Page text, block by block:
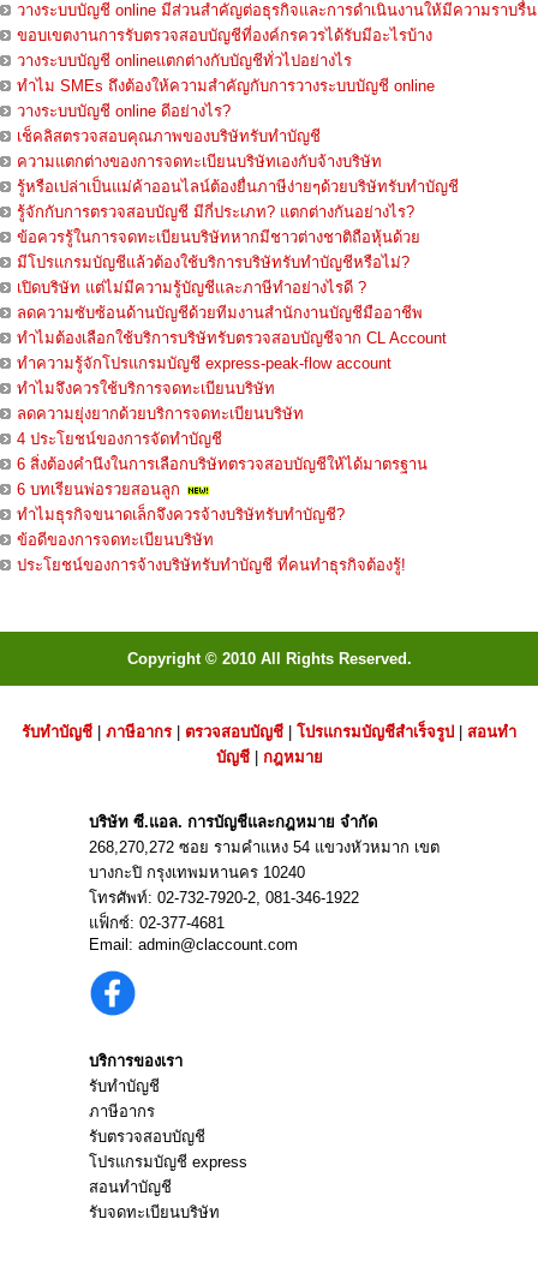
วางระบบบัญชี online มีส่วนสำคัญต่อธุรกิจและการดำเนินงานให้มีความราบรื่น
ขอบเขตงานการรับตรวจสอบบัญชีที่องค์กรควรได้รับมีอะไรบ้าง
วางระบบบัญชี onlineแตกต่างกับบัญชีทั่วไปอย่างไร
ทำไม SMEs ถึงต้องให้ความสำคัญกับการวางระบบบัญชี online
วางระบบบัญชี online ดีอย่างไร?
เช็คลิสตรวจสอบคุณภาพของบริษัทรับทำบัญชี
ความแตกต่างของการจดทะเบียนบริษัทเองกับจ้างบริษัท
รู้หรือเปล่าเป็นแม่ค้าออนไลน์ต้องยื่นภาษีง่ายๆด้วยบริษัทรับทำบัญชี
รู้จักกับการตรวจสอบบัญชี มีกี่ประเภท? แตกต่างกันอย่างไร?
ข้อควรรู้ในการจดทะเบียนบริษัทหากมีชาวต่างชาติถือหุ้นด้วย
มีโปรแกรมบัญชีแล้วต้องใช้บริการบริษัทรับทำบัญชีหรือไม่?
เปิดบริษัท แต่ไม่มีความรู้บัญชีและภาษีทำอย่างไรดี ?
ลดความซับซ้อนด้านบัญชีด้วยทีมงานสำนักงานบัญชีมืออาชีพ
ทำไมต้องเลือกใช้บริการบริษัทรับตรวจสอบบัญชีจาก CL Account
ทำความรู้จักโปรแกรมบัญชี express-peak-flow account
ทำไมจึงควรใช้บริการจดทะเบียนบริษัท
ลดความยุ่งยากด้วยบริการจดทะเบียนบริษัท
4 ประโยชน์ของการจัดทำบัญชี
6 สิ่งต้องคำนึงในการเลือกบริษัทตรวจสอบบัญชีให้ได้มาตรฐาน
6 บทเรียนพ่อรวยสอนลูก
ทำไมธุรกิจขนาดเล็กจึงควรจ้างบริษัทรับทำบัญชี?
ข้อดีของการจดทะเบียนบริษัท
ประโยชน์ของการจ้างบริษัทรับทำบัญชี ที่คนทำธุรกิจต้องรู้!
Copyright © 2010 All Rights Reserved.
รับทำบัญชี ภาษีอากร ตรวจสอบบัญชี โปรแกรมบัญชีสำเร็จรูป
สอนทำ
บัญชี| กฎหมาย
บริษัท ซี.แอล. การบัญชีและกฎหมาย จำกัด
268,270,272 ซอย รามคำแหง 54 แขวงหัวหมาก เขต
บางกะปิ กรุงเทพมหานคร 10240
โทรศัพท์: 02-732-7920-2, 081-346-1922
แฟ็กซ์: 02-377-4681
Email: admin@claccount.com
บริการของเรา
รับทำบัญชี
ภาษีอากร
รับตรวจสอบบัญชี
โปรแกรมบัญชี express
สอนทำบัญชี
รับจดทะเบียนบริษัท